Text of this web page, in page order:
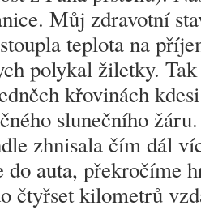
Můj zdravotní
teplota na
polykal žiletky.
křovinách
slunečního
zhnisala čím dál
do auta, překročíme
čtyřset kilometrů